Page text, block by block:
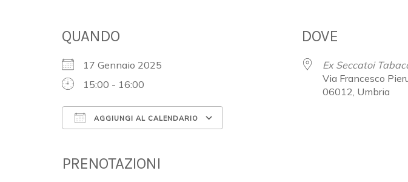
QUANDO
17 Gennaio 2025
15:00 - 16:00
AGGIUNGI AL CALENDARIO
PRENOTAZIONI
DOVE
Ex Seccatoi
Via Francesco
06012, Umbria